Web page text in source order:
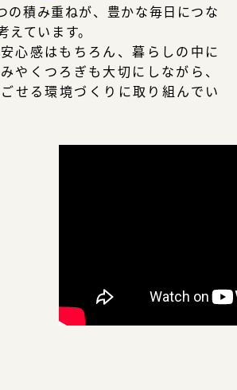
の積み重ねが、豊かな毎日につな
ています。
心感はもちろん、暮らしの中に
やくつろぎも大切にしながら、
せる環境づくりに取り組んでい